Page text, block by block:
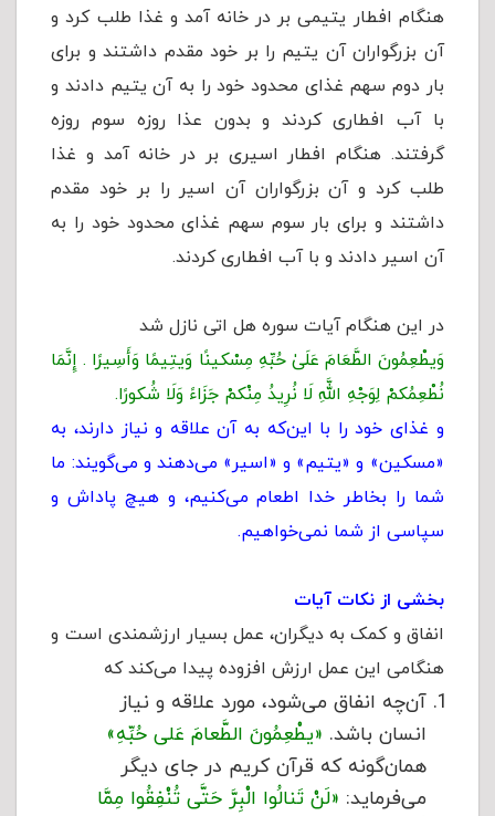
هنگام افطار یتیمى بر در خانه آمد و غذا طلب کرد و
آن بزرگواران آن یتیم را بر خود مقدم داشتند و برای
بار دوم سهم غذاى محدود خود را به آن یتیم دادند و
با آب افطاری کردند و بدون عذا روزه سوم روزه
گرفتند. هنگام افطار اسیرى بر در خانه آمد و غذا
طلب کرد و آن بزرگواران آن اسیر را بر خود مقدم
داشتند و برای بار سوم سهم غذاى محدود خود را به
آن اسیر دادند و با آب افطاری کردند.
در این هنگام آیات سوره هل اتی نازل شد
وَیطْعِمُونَ الطَّعَامَ عَلَىٰ حُبِّهِ مِسْکینًا وَیتِیمًا وَأَسِیرًا . إِنَّمَا
نُطْعِمُکمْ لِوَجْهِ اللَّهِ لَا نُرِیدُ مِنْکمْ جَزَاءً وَلَا شُکورًا.
و غذای خود را با این‌که به آن علاقه و نیاز دارند، به
«مسکین» و «یتیم» و «اسیر» می‌دهند و می‌گویند: ما
شما را بخاطر خدا اطعام می‌کنیم، و هیچ پاداش و
سپاسی از شما نمی‌خواهیم.
بخشی از نکات آیات
انفاق و کمک به دیگران، عمل بسیار ارزشمندی است و
هنگامی این عمل ارزش افزوده پیدا می‌کند که
آن‌چه انفاق می‌شود، مورد علاقه و نیاز
انسان باشد. «یطْعِمُونَ الطَّعامَ عَلى‌ حُبِّهِ»
همان‌گونه که قرآن کریم در جاى دیگر
مى‌فرماید: «لَنْ تَنالُوا الْبِرَّ حَتَّى تُنْفِقُوا مِمَّا